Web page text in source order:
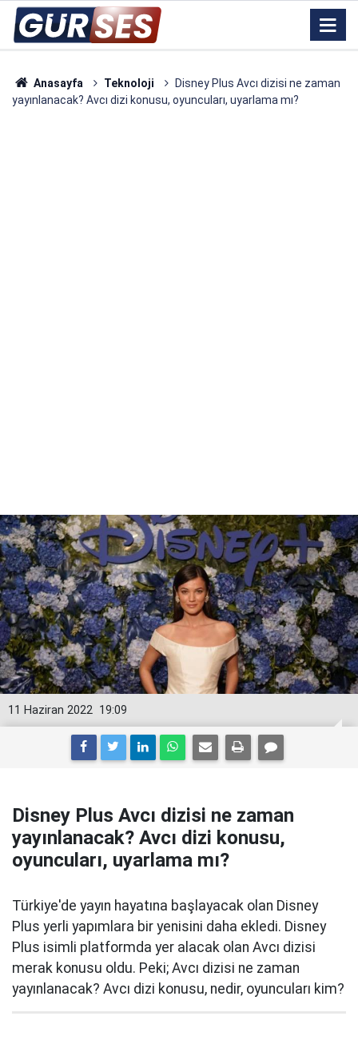
Anasayfa Teknoloji
Disney Plus Avcı dizisi ne zaman
yayınlanacak? Avcı dizi konusu, oyuncuları, uyarlama mı?
19:09
11 Haziran 2022
Disney Plus Avcı dizisi ne zaman
yayınlanacak? Avcı dizi konusu,
oyuncuları, uyarlama mı?
Türkiye'de yayın hayatına başlayacak olan Disney
Plus yerli yapımlara bir yenisini daha ekledi. Disney
Plus isimli platformda yer alacak olan Avcı dizisi
merak konusu oldu. Peki; Avcı dizisi ne zaman
yayınlanacak? Avcı dizi konusu, nedir, oyuncuları kim?